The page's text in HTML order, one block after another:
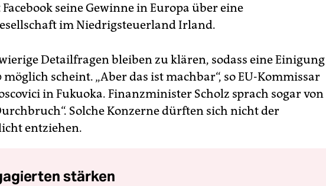
seine Gewinne in Europa über eine
im Niedrigsteuerland Irland.
Detailfragen bleiben zu klären, sodass eine Einigung
möglich scheint. „Aber das ist machbar“, so EU-Kommissar
in Fukuoka. Finanzminister Scholz sprach sogar von
Solche Konzerne dürften sich nicht der
entziehen.
stärken